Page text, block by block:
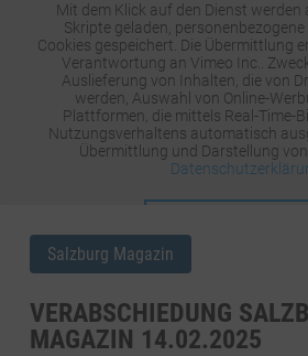
Mit dem Klick auf den Dienst werden
Skripte geladen,
Cookies gespeichert. Die Übermittlung
Verantwortung an Vimeo Inc..
Auslieferung von Inhalten, die von
werden, Auswahl von Online-
Plattformen, die mittels Real-Time-
Nutzungsverhaltens automatisch
Übermittlung und Darstellung
Salzburg Magazin
VERABSCHIEDUNG
MAGAZIN 14.02.2025